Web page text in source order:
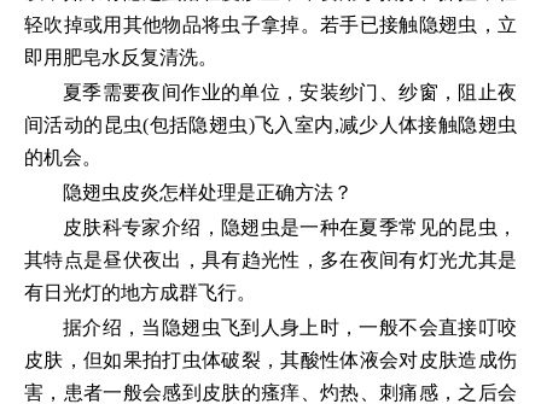
轻吹掉或用其他物品将虫子拿掉。若手已接触隐翅虫，立
即用肥皂水反复清洗。
夏季需要夜间作业的单位，安装纱门、纱窗，阻止夜
间活动的昆虫(包括隐翅虫)飞入室内,减少人体接触隐翅虫
的机会。
隐翅虫皮炎怎样处理是正确方法？
皮肤科专家介绍，隐翅虫是一种在夏季常见的昆虫，
其特点是昼伏夜出，具有趋光性，多在夜间有灯光尤其是
有日光灯的地方成群飞行。
据介绍，当隐翅虫飞到人身上时，一般不会直接叮咬
皮肤，但如果拍打虫体破裂，其酸性体液会对皮肤造成伤
害，患者一般会感到皮肤的瘙痒、灼热、刺痛感，之后会